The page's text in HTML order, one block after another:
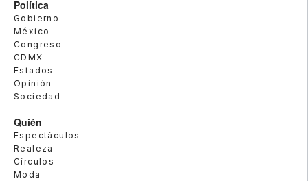
Política
Gobierno
México
Congreso
CDMX
Estados
Opinión
Sociedad
Quién
Espectáculos
Realeza
Círculos
Moda